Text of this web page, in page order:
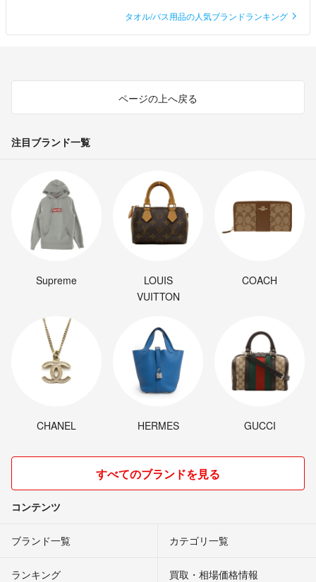
タオル/バス用品の人気ブランドランキング
ページの上へ戻る
注目ブランド一覧
Supreme
LOUIS
VUITTON
COACH
CHANEL HERMES GUCCI
すべてのブランドを見る
コンテンツ
ブランド一覧 カテゴリ一覧
ランキング 買取・相場価格情報